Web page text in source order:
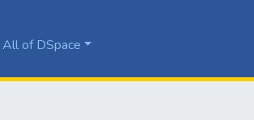
All of DSpace